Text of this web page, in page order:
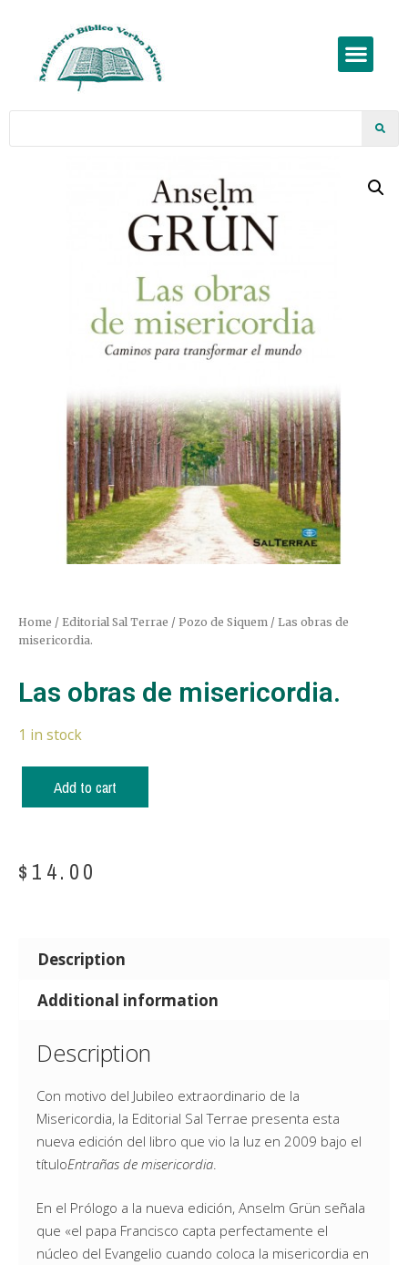
Home / Editorial Sal Terrae / Pozo de Siquem / Las obras de
misericordia.
Las obras de misericordia.
1 in stock
Add to cart
$ 14.00
Description
Additional information
Description
Con motivo del Jubileo extraordinario de la
Misericordia, la Editorial Sal Terrae presenta esta
nueva edición del libro que vio la luz en 2009 bajo el
títuloEntrañas de misericordia.
En el Prólogo a la nueva edición, Anselm Grün señala
que «el papa Francisco capta perfectamente el
núcleo del Evangelio cuando coloca la misericordia en